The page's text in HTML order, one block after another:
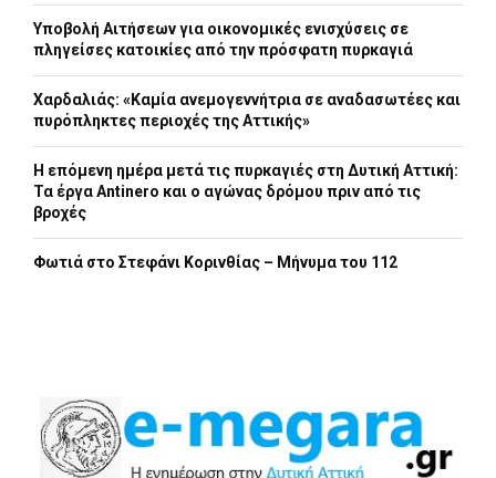
Υποβολή Αιτήσεων για οικονομικές ενισχύσεις σε
πληγείσες κατοικίες από την πρόσφατη πυρκαγιά
Χαρδαλιάς: «Καμία ανεμογεννήτρια σε αναδασωτέες και
πυρόπληκτες περιοχές της Αττικής»
Η επόμενη ημέρα μετά τις πυρκαγιές στη Δυτική Αττική:
Τα έργα Antinero και ο αγώνας δρόμου πριν από τις
βροχές
Φωτιά στο Στεφάνι Κορινθίας – Μήνυμα του 112